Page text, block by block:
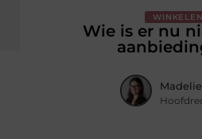
WINKELEN
Wie is er nu